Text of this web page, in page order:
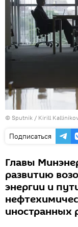
© Sputnik / Kirill
Подписаться
Главы
развитию
энергии и
иностранных